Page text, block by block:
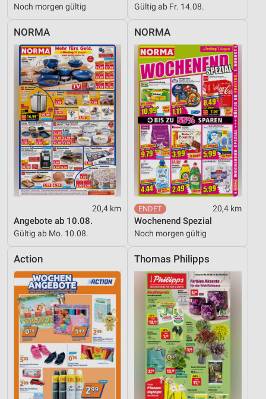
Noch morgen gültig Gültig ab Fr. 14.08.
NORMA
20,4 km
Angebote ab 10.08.
Gültig ab Mo. 10.08.
NORMA
20,4 km
Wochenend Spezial
Noch morgen gültig
Action Thomas Philipps